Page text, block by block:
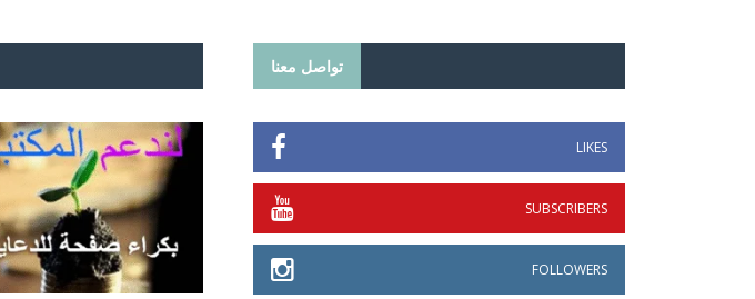
تواصل معنا
LIKES
SUBSCRIBERS
FOLLOWERS